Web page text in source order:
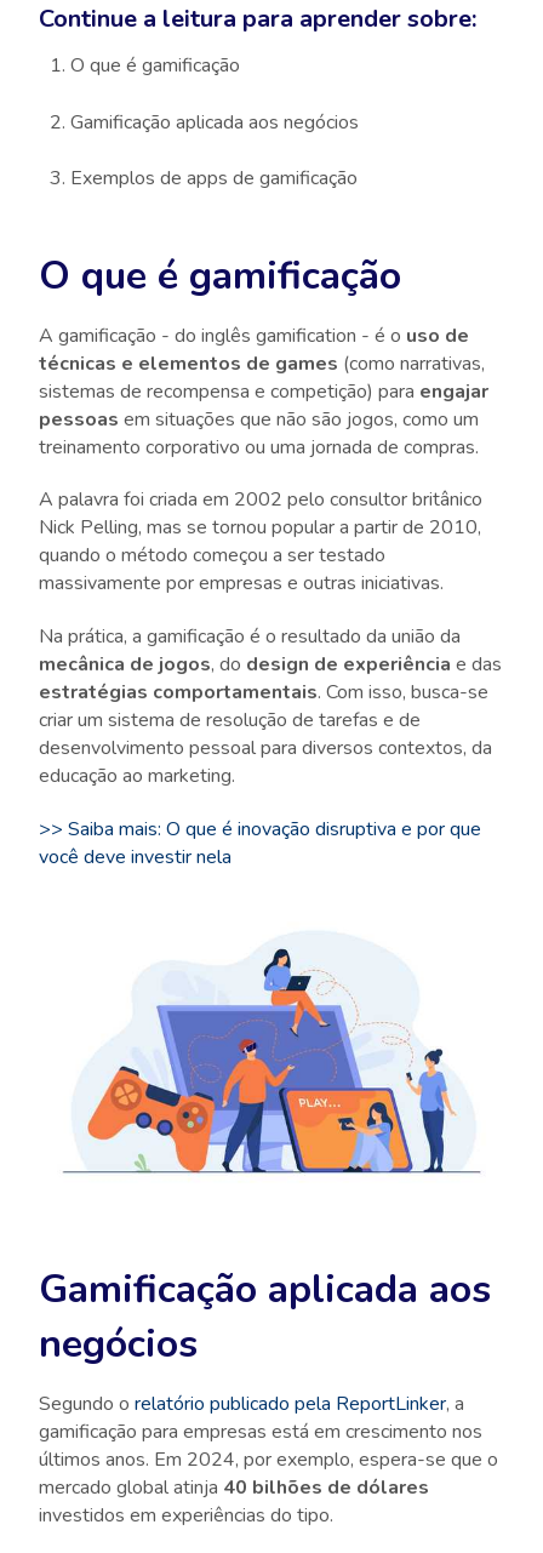
Continue a leitura para aprender sobre:
O que é gamificação
Gamificação aplicada aos negócios
Exemplos de apps de gamificação
O que é gamificação
A gamificação - do inglês gamification - é o uso de
técnicas e elementos de games (como narrativas,
sistemas de recompensa e competição) para engajar
pessoas em situações que não são jogos, como um
treinamento corporativo ou uma jornada de compras.
A palavra foi criada em 2002 pelo consultor britânico
Nick Pelling, mas se tornou popular a partir de 2010,
quando o método começou a ser testado
massivamente por empresas e outras iniciativas.
Na prática, a gamificação é o resultado da união da
mecânica de jogos, do design de experiência e das
estratégias comportamentais. Com isso, busca-se
criar um sistema de resolução de tarefas e de
desenvolvimento pessoal para diversos contextos, da
educação ao marketing.
>> Saiba mais: O que é inovação disruptiva e por que
você deve investir nela
Gamificação aplicada aos
negócios
Segundo o relatório publicado pela ReportLinker, a
gamificação para empresas está em crescimento nos
últimos anos. Em 2024, por exemplo, espera-se que o
mercado global atinja 40 bilhões de dólares
investidos em experiências do tipo.